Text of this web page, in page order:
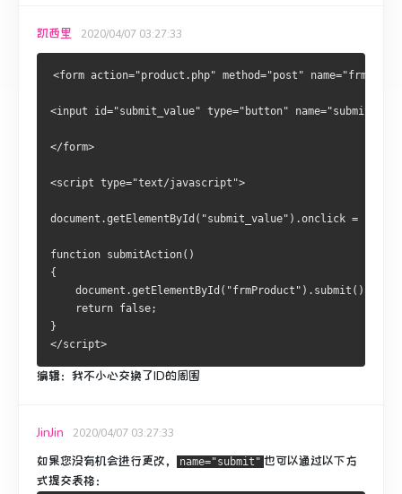
凯西里 2020/04/07 03:27:33
<form action="product.php" method="post"
<input id="submit_value" type="button"
</form>
<script type="text/javascript">
document.getElementById("submit_value").onclick =
function submitAction()
{
    document.getElementById("frmProduct").submit();
    return false;
}
</script>
编辑：我不小心交换了ID的周围
JinJin 2020/04/07 03:27:33
如果您没有机会进行更改， name="submit" 也可以通过以下方
式提交表格：